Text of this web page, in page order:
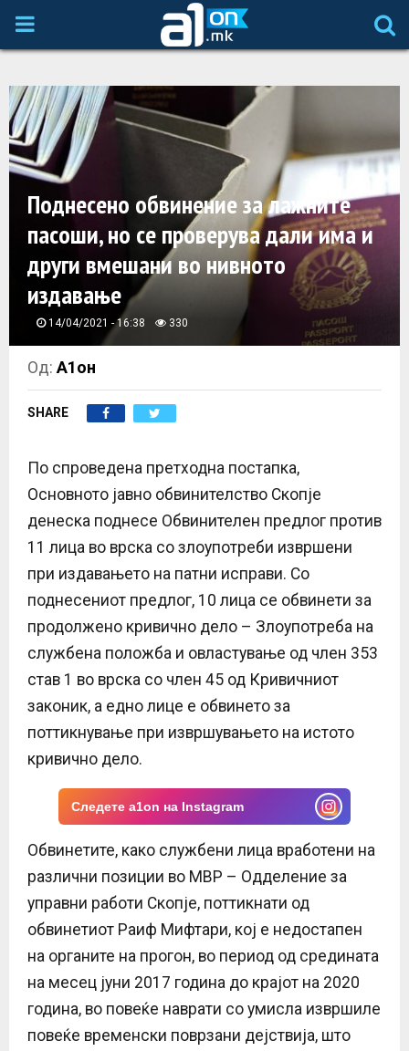
P
I
M
A
R
M
E
N
U
Поднесено обвинение за лажните
пасоши, но се проверува дали има и
други вмешани во нивното
издавање
14/04/2021 - 16:38 330
Од:А1он
SHARE
По спроведена претходна постапка,
Основното јавно обвинителство Скопје
денеска поднесе Обвинителен предлог против
11 лица во врска со злоупотреби извршени
при издавањето на патни исправи. Со
поднесениот предлог, 10 лица се обвинети за
продолжено кривично дело – Злоупотреба на
службена положба и овластување од член 353
став 1 во врска со член 45 од Кривичниот
законик, а едно лице е обвинето за
поттикнување при извршувањето на истото
кривично дело.
Следете a1on на Instagram
Обвинетите, како службени лица вработени на
различни позиции во МВР – Одделение за
управни работи Скопје, поттикнати од
обвинетиот Раиф Мифтари, кој е недостапен
на органите на прогон, во период од средината
на месец јуни 2017 година до крајот на 2020
година, во повеќе наврати со умисла извршиле
повеќе временски поврзани дејствија, што